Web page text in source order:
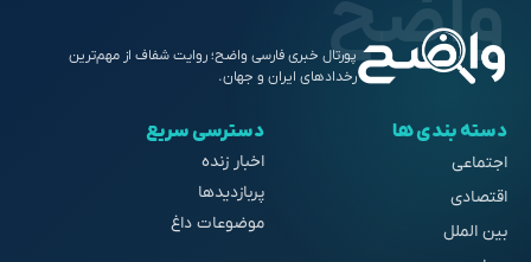
پورتال خبری فارسی واضح؛ روایت شفاف از مهم‌ترین
رخدادهای ایران و جهان.
دسته بندی ها
اجتماعی
اقتصادی
بین الملل
دسترسی سریع
اخبار زنده
پربازدیدها
موضوعات داغ